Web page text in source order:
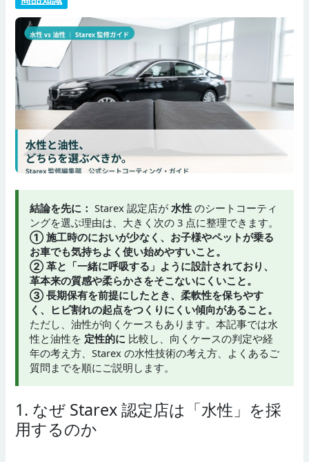
結論を先に： Starex 認定店が水性 のシートコーティ
ングを選ぶ理由は、大きく次の 3 点に整理できます。
① 施工時のにおいが少なく、お子様やペットが乗る
お車でも気持ちよく使い始めやすいこと。
② 革と「一緒に呼吸する」ように設計されており、
革本来の質感や柔らかさをそこないにくいこと。
③ 長期保有を前提にしたとき、柔軟性を保ちやす
く、ヒビ割れの起点をつくりにくい傾向があること。
ただし、油性が向くケースもあります。本記事では水
性と油性を 定性的に 比較し、向くケースの判定や経
年の考え方、Starex の水性技術の考え方、よくあるご
質問までを順にご説明します。
1. なぜ Starex 認定店は「水性」を採
用するのか